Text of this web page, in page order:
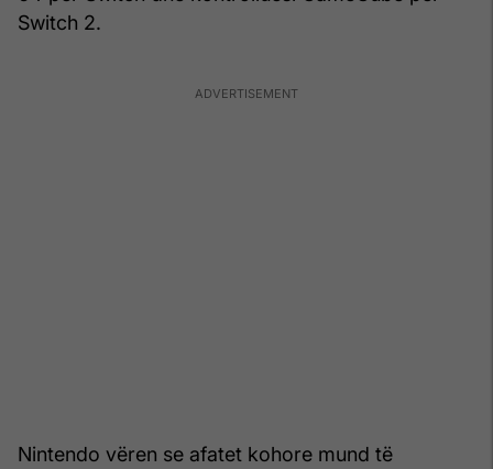
Switch 2.
Nintendo vëren se afatet kohore mund të